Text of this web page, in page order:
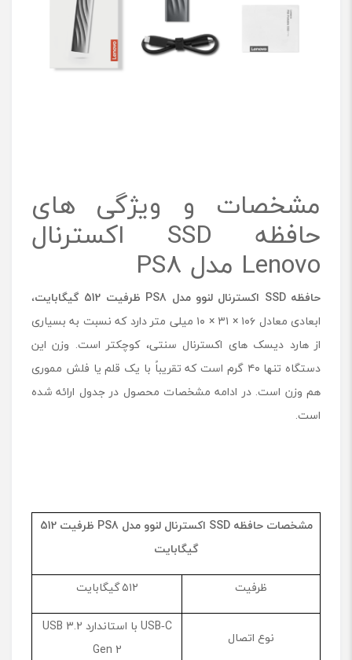
ت
مشخصات و ویژگی های
حافظه SSD اکسترنال
Lenovo مدل PS8
حافظهSSD اکسترنال لنوو مدل PS8 ظرفیت 512 گیگابایت
،
ابعادی معادل ۱۰۶ × ۳۱ × ۱۰ میلی متر دارد که نسبت به بسیاری
از هارد دیسک های اکسترنال سنتی، کوچکتر است. وزن این
دستگاه تنها ۴۰ گرم است که تقریباً با یک قلم یا فلش مموری
هم وزن است. در ادامه مشخصات محصول در جدول ارائه شده
است.
مشخصات حافظهSSD اکسترنال لنوو مدل PS8
ظرفیت 512
گیگابایت
ظرفیت
۵۱۲ گیگابایت
نوع اتصال
USB‑C با استاندارد USB 3.2
Gen 2